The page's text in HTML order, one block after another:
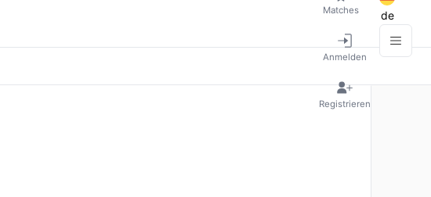
Matches
Anmelden
Registrieren
de